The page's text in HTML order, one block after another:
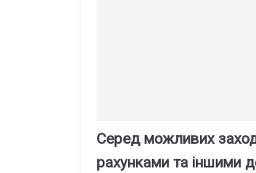
Серед можливих
рахунками та іншими